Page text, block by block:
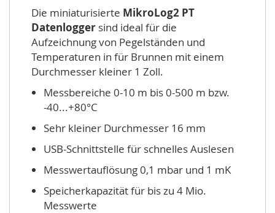
Die miniaturisierte MikroLog2 PT
Datenlogger sind ideal für die
Aufzeichnung von Pegelständen und
Temperaturen in für Brunnen mit einem
Durchmesser kleiner 1 Zoll.
Messbereiche 0-10 m bis 0-500 m bzw.
-40...+80°C
Sehr kleiner Durchmesser 16 mm
USB-Schnittstelle für schnelles Auslesen
Messwertauflösung 0,1 mbar und 1 mK
Speicherkapazität für bis zu 4 Mio.
Messwerte